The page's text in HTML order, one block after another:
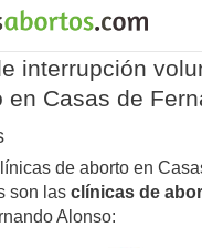
interrupción
en Casas de
de aborto en
son las clínicas de
Alonso: